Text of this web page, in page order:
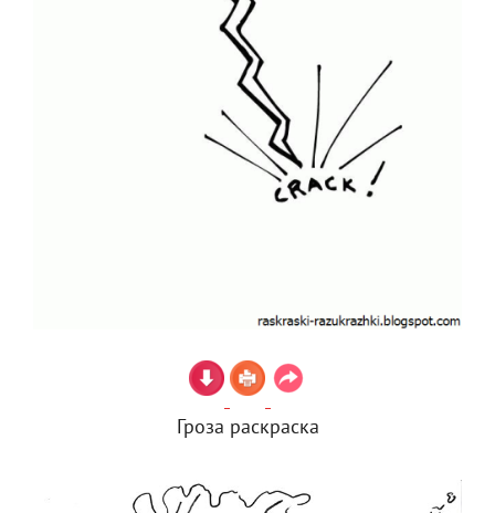
Гроза раскраска